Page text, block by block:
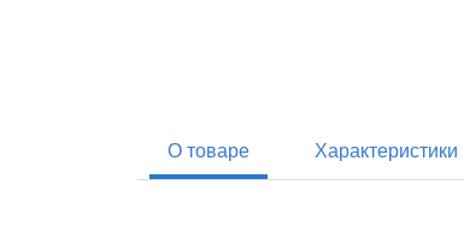
О товаре Характеристики